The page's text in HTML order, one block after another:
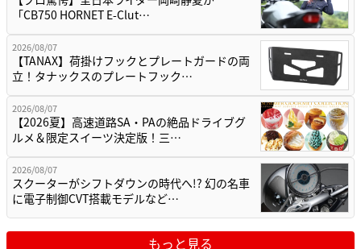
「CB750 HORNET E-Clut…
2026/08/07
【TANAX】荷掛けフックとプレートガードの両
立！タナックスのプレートフック…
2026/08/07
【2026夏】高速道路SA・PAの絶品ドライブグ
ルメ＆限定スイーツ決定版！三…
2026/08/07
スクーターがシフトダウンの時代へ!? 幻の名車
に電子制御CVT搭載モデルなど…
もっと見る